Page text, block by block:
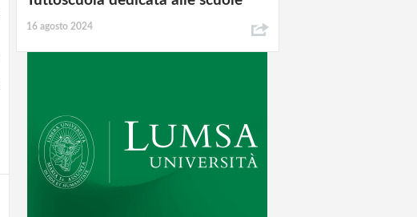
16 agosto 2024